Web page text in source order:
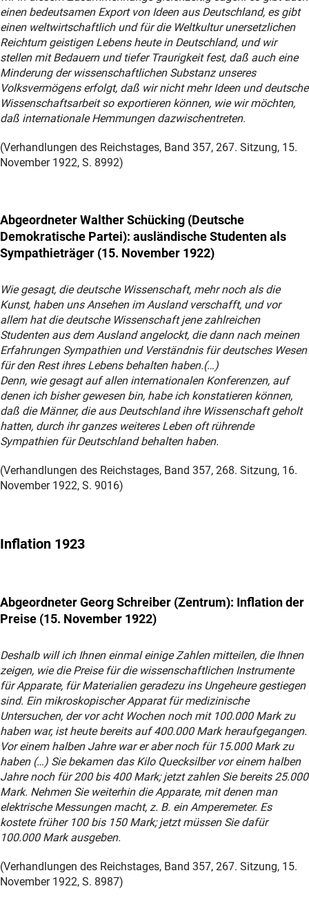
einen bedeutsamen Export von Ideen aus Deutschland, es gibt
einen weltwirtschaftlich und für die Weltkultur unersetzlichen
Reichtum geistigen Lebens heute in Deutschland, und wir
stellen mit Bedauern und tiefer Traurigkeit fest, daß auch eine
Minderung der wissenschaftlichen Substanz unseres
Volksvermögens erfolgt, daß wir nicht mehr Ideen und deutsche
Wissenschaftsarbeit so exportieren können, wie wir möchten,
daß internationale Hemmungen dazwischentreten.
(Verhandlungen des Reichstages, Band 357, 267. Sitzung, 15.
November 1922, S. 8992)
Abgeordneter Walther Schücking (Deutsche
Demokratische Partei): ausländische Studenten als
Sympathieträger (15. November 1922)
Wie gesagt, die deutsche Wissenschaft, mehr noch als die
Kunst, haben uns Ansehen im Ausland verschafft, und vor
allem hat die deutsche Wissenschaft jene zahlreichen
Studenten aus dem Ausland angelockt, die dann nach meinen
Erfahrungen Sympathien und Verständnis für deutsches Wesen
für den Rest ihres Lebens behalten haben.(…)
Denn, wie gesagt auf allen internationalen Konferenzen, auf
denen ich bisher gewesen bin, habe ich konstatieren können,
daß die Männer, die aus Deutschland ihre Wissenschaft geholt
hatten, durch ihr ganzes weiteres Leben oft rührende
Sympathien für Deutschland behalten haben.
(Verhandlungen des Reichstages, Band 357, 268. Sitzung, 16.
November 1922, S. 9016)
Inflation 1923
Abgeordneter Georg Schreiber (Zentrum): Inflation der
Preise (15. November 1922)
Deshalb will ich Ihnen einmal einige Zahlen mitteilen, die Ihnen
zeigen, wie die Preise für die wissenschaftlichen Instrumente
für Apparate, für Materialien geradezu ins Ungeheure gestiegen
sind. Ein mikroskopischer Apparat für medizinische
Untersuchen, der vor acht Wochen noch mit 100.000 Mark zu
haben war, ist heute bereits auf 400.000 Mark heraufgegangen.
Vor einem halben Jahre war er aber noch für 15.000 Mark zu
haben (…) Sie bekamen das Kilo Quecksilber vor einem halben
Jahre noch für 200 bis 400 Mark; jetzt zahlen Sie bereits 25.000
Mark. Nehmen Sie weiterhin die Apparate, mit denen man
elektrische Messungen macht, z. B. ein Amperemeter. Es
kostete früher 100 bis 150 Mark; jetzt müssen Sie dafür
100.000 Mark ausgeben.
(Verhandlungen des Reichstages, Band 357, 267. Sitzung, 15.
November 1922, S. 8987)